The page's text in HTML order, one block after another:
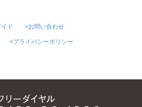
ド >お問い合わせ
>プライバシーポリシー